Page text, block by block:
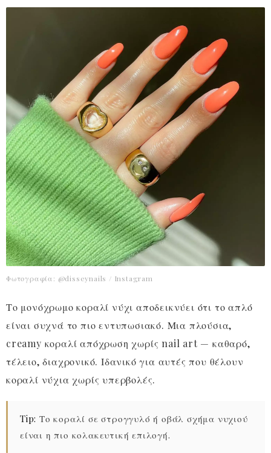
Φωτογραφία: @disseynails / Instagram
Το μονόχρωμο κοραλί νύχι αποδεικνύει ότι το απλό
είναι συχνά το πιο εντυπωσιακό. Μια πλούσια,
creamy κοραλί απόχρωση χωρίς nail art — καθαρό,
τέλειο, διαχρονικό. Ιδανικό για αυτές που θέλουν
κοραλί νύχια χωρίς υπερβολές.
Tip: Το κοραλί σε στρογγυλό ή οβάλ σχήμα νυχιού
είναι η πιο κολακευτική επιλογή.